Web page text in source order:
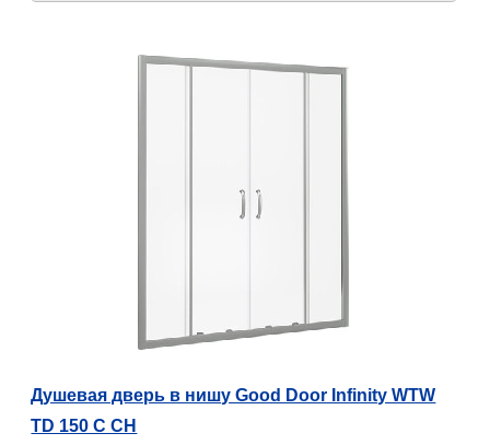
Душевая дверь в нишу Good Door Infinity WTW
TD 150 C CH